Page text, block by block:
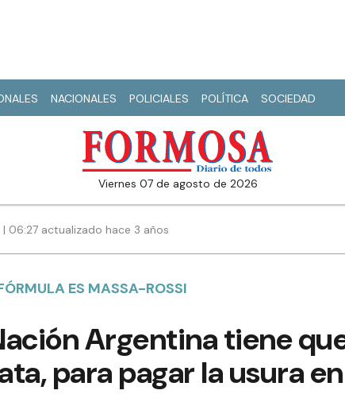
NACIONALES POLICIALES POLÍTICA SOCIEDAD
viernes 07 de agosto de 2026
06:27 actualizado hace 3 años
ES MASSA-ROSSI
Argentina tiene
para pagar la usura